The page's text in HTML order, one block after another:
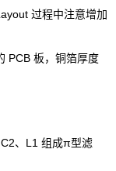
过程中注意增加
PCB 板，铜箔厚度
C2、L1 组成π型滤